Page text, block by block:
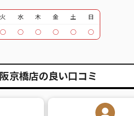
火 水 木 金 土
日
○ ○ ○ ○ ○ ○
京橋店の良い口コミ